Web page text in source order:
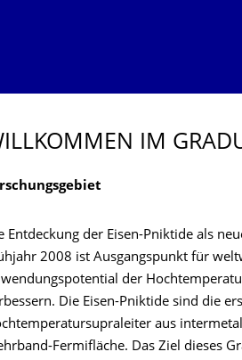
IM
Entdeckung der Eisen-Pniktide als
2008 ist Ausgangspunkt für
der
Die Eisen-Pniktide sind die
aus
Fermifläche. Das Ziel dieses